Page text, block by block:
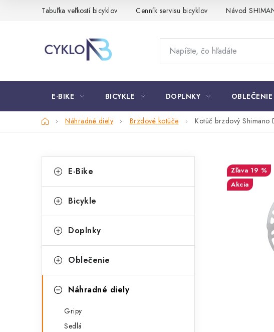
Tabuľka veľkostí bicyklov Cenník servisu bicyklov Návod
E-BIKE BICYKLE DOPLNKY OBLEČENIE
DomovNáhradné diely Brzdové kotúče Kotúč brzdový
o
n
ý
a
kategórie
a
e
ó
i
E-Bike
Bicykle
Doplnky
Oblečenie
Náhradné diely
Gripy
Sedlá
19 %
Akcia